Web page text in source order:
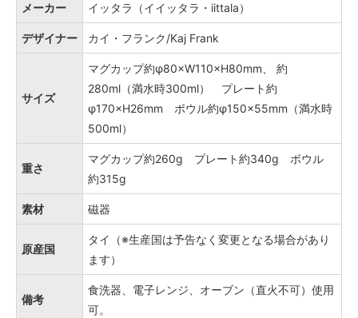
メーカー イッタラ（イイッタラ・iittala）
デザイナー カイ・フランク/Kaj Frank
サイズ
マグカップ約φ80×W110×H80mm、 約
280ml（満水時300ml） プレート約
φ170×H26mm ボウル約φ150×55mm（満水時
500ml）
重さ
マグカップ約260g プレート約340g ボウル
約315g
素材 磁器
原産国
タイ（※生産国は予告なく変更となる場合があり
ます）
備考
食洗器、電子レンジ、オーブン（直火不可）使用
可。